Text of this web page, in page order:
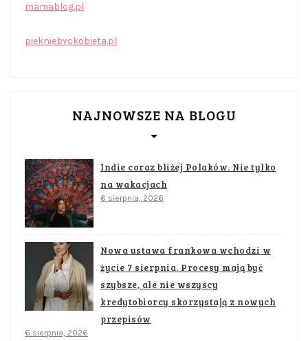
mamablog.pl
piekniebyckobieta.pl
NAJNOWSZE NA BLOGU
Indie coraz bliżej Polaków. Nie tylko
na wakacjach
6 sierpnia, 2026
Nowa ustawa frankowa wchodzi w
życie 7 sierpnia. Procesy mają być
szybsze, ale nie wszyscy
kredytobiorcy skorzystają z nowych
przepisów
6 sierpnia, 2026